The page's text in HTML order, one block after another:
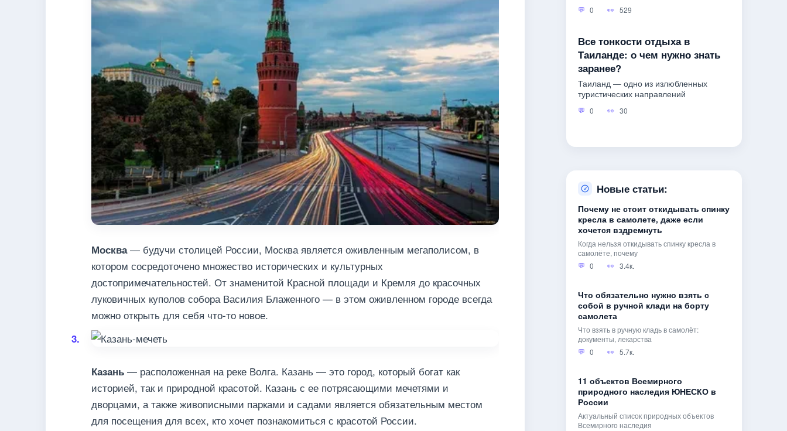
Москва— будучи столицей России, Москва является оживленным мегаполисом, в
котором сосредоточено множество исторических и культурных
достопримечательностей. От знаменитой Красной площади и Кремля до красочных
луковичных куполов собора Василия Блаженного — в этом оживленном городе всегда
можно открыть для себя что-то новое.
Казань — расположенная на реке Волга. Казань — это город, который богат как
историей, так и природной красотой. Казань с ее потрясающими мечетями и
дворцами, а также живописными парками и садами является обязательным местом
для посещения для всех, кто хочет познакомиться с красотой России.
0 529
Все тонкости отдыха в
Таиланде: о чем нужно знать
заранее?
Таиланд — одно из излюбленных
туристических направлений
0 30
Новые статьи:
Почему не стоит откидывать спинку
кресла в самолете, даже если
хочется вздремнуть
Когда нельзя откидывать спинку кресла в
самолёте, почему
0
3.4к.
Что обязательно нужно взять с
собой в ручной клади на борту
самолета
Что взять в ручную кладь в самолёт:
документы, лекарства
0
5.7к.
11 объектов Всемирного
природного наследия ЮНЕСКО в
России
Актуальный список природных объектов
Всемирного наследия